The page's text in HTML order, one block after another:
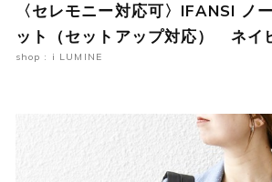
〈セレモニー対応可〉IFANSI ノ
ット（セットアップ対応） ネイ
shop : i LUMINE